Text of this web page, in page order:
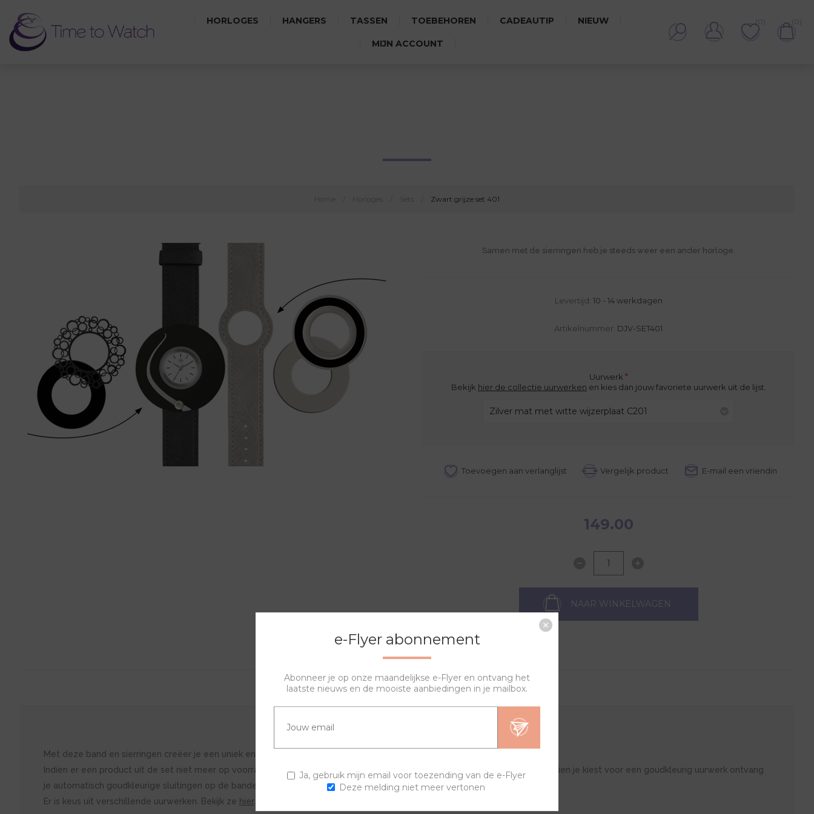
HORLOGES HANGERS TASSEN TOEBEHOREN CADEAUTIP NIEUW
MIJN ACCOUNT
(0) (0)
Zwart grijze set 401
Samen met de sierringen heb je steeds weer een ander horloge.
Levertijd: 10 - 14 werkdagen
Artikelnummer: DJV-SET401
Uurwerk *
Bekijk hier de collectie uurwerken en kies dan jouw favoriete uurwerk uit de lijst.
Zilver mat met witte wijzerplaat C201
149.00
NAAR WINKELWAGEN
OVERZICHT SPECIFICATIES VRAGEN?
Met deze band en sierringen creëer je een uniek en trendy horloge.
Indien er een product uit de set niet meer op voorraad is kan het zijn dat de set afwijkt van het plaatje en de beschrijving. Indien je kiest voor een goudkleurig uurwerk ontvang
je automatisch goudkleurige sluitingen op de banden.
Er is keus uit verschillende uurwerken. Bekijk ze hier
e-Flyer abonnement
Abonneer je op onze maandelijkse e-Flyer en ontvang het
laatste nieuws en de mooiste aanbiedingen in je mailbox.
Ja, gebruik mijn email voor toezending van de e-Flyer
Deze melding niet meer vertonen